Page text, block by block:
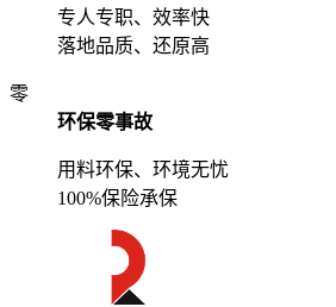
专人专职、效率快
落地品质、还原高
零
环保零事故
用料环保、环境无忧
100%保险承保